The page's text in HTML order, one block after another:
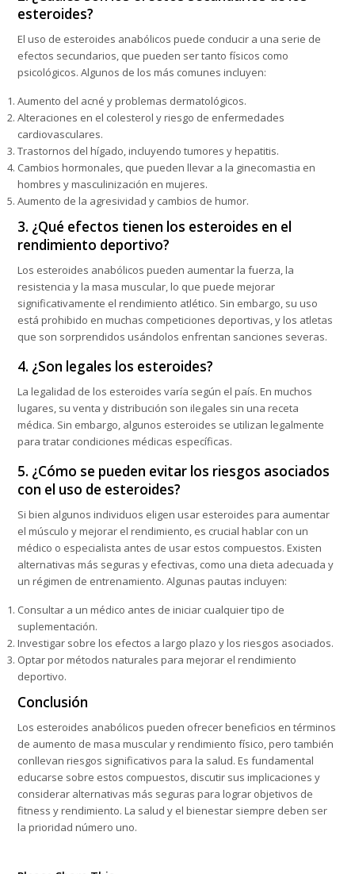
esteroides?
El uso de esteroides anabólicos puede conducir a una serie de
efectos secundarios, que pueden ser tanto físicos como
psicológicos. Algunos de los más comunes incluyen:
Aumento del acné y problemas dermatológicos.
Alteraciones en el colesterol y riesgo de enfermedades
cardiovasculares.
Trastornos del hígado, incluyendo tumores y hepatitis.
Cambios hormonales, que pueden llevar a la ginecomastia en
hombres y masculinización en mujeres.
Aumento de la agresividad y cambios de humor.
3. ¿Qué efectos tienen los esteroides en el
rendimiento deportivo?
Los esteroides anabólicos pueden aumentar la fuerza, la
resistencia y la masa muscular, lo que puede mejorar
significativamente el rendimiento atlético. Sin embargo, su uso
está prohibido en muchas competiciones deportivas, y los atletas
que son sorprendidos usándolos enfrentan sanciones severas.
4. ¿Son legales los esteroides?
La legalidad de los esteroides varía según el país. En muchos
lugares, su venta y distribución son ilegales sin una receta
médica. Sin embargo, algunos esteroides se utilizan legalmente
para tratar condiciones médicas específicas.
5. ¿Cómo se pueden evitar los riesgos asociados
con el uso de esteroides?
Si bien algunos individuos eligen usar esteroides para aumentar
el músculo y mejorar el rendimiento, es crucial hablar con un
médico o especialista antes de usar estos compuestos. Existen
alternativas más seguras y efectivas, como una dieta adecuada y
un régimen de entrenamiento. Algunas pautas incluyen:
Consultar a un médico antes de iniciar cualquier tipo de
suplementación.
Investigar sobre los efectos a largo plazo y los riesgos asociados.
Optar por métodos naturales para mejorar el rendimiento
deportivo.
Conclusión
Los esteroides anabólicos pueden ofrecer beneficios en términos
de aumento de masa muscular y rendimiento físico, pero también
conllevan riesgos significativos para la salud. Es fundamental
educarse sobre estos compuestos, discutir sus implicaciones y
considerar alternativas más seguras para lograr objetivos de
fitness y rendimiento. La salud y el bienestar siempre deben ser
la prioridad número uno.